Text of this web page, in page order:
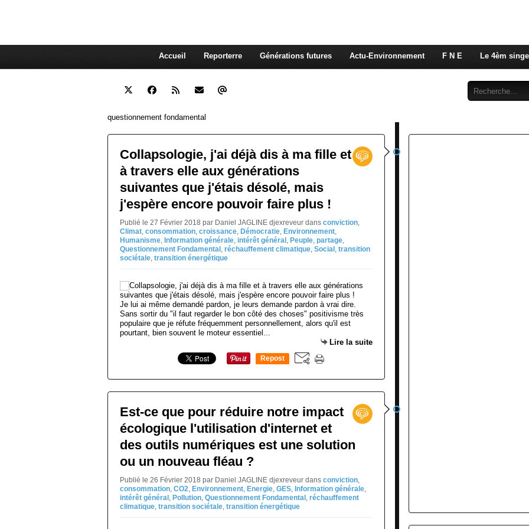
Accueil Reporterre Générations futures Actu-Environnement F N E Le 4èm singe
questionnement fondamental
Collapsologie, j'ai déjà dis à ma fille et
à travers elle aux générations
suivantes que j'étais désolé, mais
j'espère encore pouvoir faire plus !
Publié le 27 Février 2018 par Daniel JAGLINE djexreveur dans conviction,
Climat, consommation, croissance, Démocratie, Environnement,
Humanisme, Information générale, intérêt général , Peuple, partage,
Questionnement Fondamental , réchauffement climatique, Social , transition
sociétale, transition énergétique
Je lui ai même demandé pardon, je leurs demande pardon à vrai dire.
Sans sortir du "il faut regarder le bon côté des choses" positivisme très
populaire que je réfute fréquemment personnellement, alors qu'il est
pourtant, bien souvent le moteur essentiel...
Lire la suite
Repost
Est-ce que pour réduire notre impact
écologique l'utilisation d'internet et
des outils numériques est une solution
ou un nouveau fléau ?
Publié le 26 Février 2018 par Daniel JAGLINE djexreveur dans conviction,
consommation, CO2, Environnement, Energie, GES, Information générale,
intérêt général , Pollution, Questionnement Fondamental , réchauffement
climatique, transition sociétale, transition énergétique